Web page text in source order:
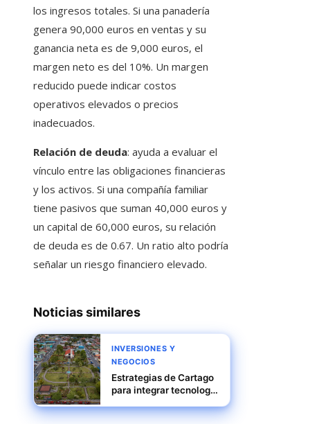
los ingresos totales. Si una panadería
genera 90,000 euros en ventas y su
ganancia neta es de 9,000 euros, el
margen neto es del 10%. Un margen
reducido puede indicar costos
operativos elevados o precios
inadecuados.
Relación de deuda: ayuda a evaluar el
vínculo entre las obligaciones financieras
y los activos. Si una compañía familiar
tiene pasivos que suman 40,000 euros y
un capital de 60,000 euros, su relación
de deuda es de 0.67. Un ratio alto podría
señalar un riesgo financiero elevado.
Noticias similares
INVERSIONES Y
NEGOCIOS
Estrategias de Cartago
para integrar tecnología
sostenibilidad